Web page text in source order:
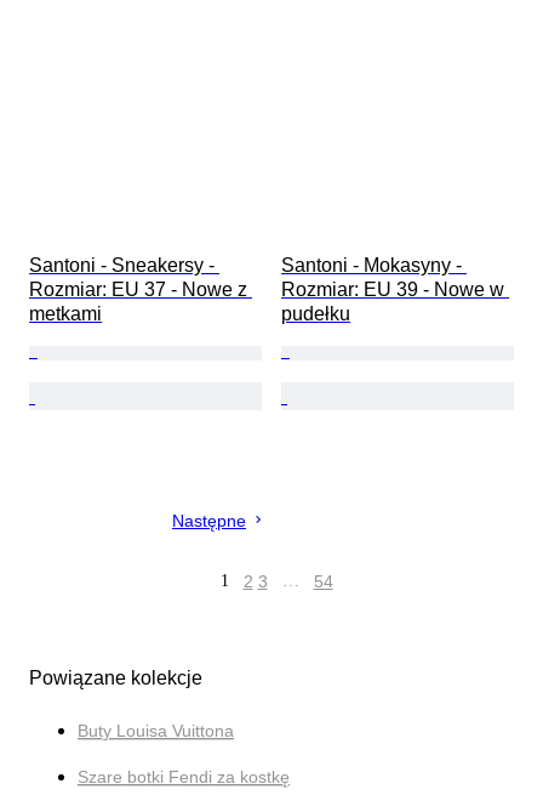
Santoni - Sneakersy -
Rozmiar: EU 37 - Nowe z
metkami
Santoni - Mokasyny -
Rozmiar: EU 39 - Nowe w
pudełku
Następne
1 2 3 … 54
Powiązane kolekcje
Buty Louisa Vuittona
Szare botki Fendi za kostkę